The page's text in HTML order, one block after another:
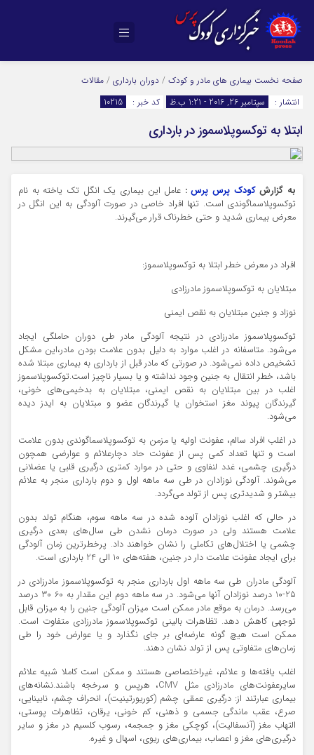
صفحه نخست بیماری های مادر و کودک / دوران بارداری / مقالات
انتشار :
سپتامبر 26, 2016 - 1:21 ب.ظ کد خبر : 10215
ابتلا به توکسوپلاسموز در بارداری
به گزارشکودک پرس پرس: عامل این بیماری یك انگل تك یاخته به نام
توكسوپلاسماگوندی است. تنها افراد خاصی در صورت آلودگی به این انگل در
معرض بیماری شدید و حتی خطرناك قرار می‌گیرند.
افراد در معرض خطر ابتلا به توكسوپلاسموز:
مبتلایان به توكسوپلاسموز مادرزادی
نوزاد و جنین مبتلایان به نقص ایمنی
توكسوپلاسموز مادرزادی در نتیجه آلودگی مادر طی دوران حاملگی ایجاد
می‌شود. متاسفانه در اغلب موارد به دلیل بدون علامت بودن مادر،‌این مشكل
تشخیص داده نمی‌شود. در صورتی كه مادر قبل از بارداری به بیماری مبتلا شده
باشد، خطر انتقال به جنین وجود نداشته و یا بسیار ناچیز است.توكسوپلاسموز
اغلب در بین مبتلایان به نقص ایمنی، مبتلایان به بدخیمی‌های خونی،
گیرندگان پیوند مغز استخوان یا گیرندگان عضو و مبتلایان به ایدز دیده
می‌شود.
در اغلب افراد سالم، عفونت اولیه یا مزمن به توكسوپلاسماگوندی بدون علامت
است و تنها تعداد كمی پس از عفونت حاد دچارعلائم و عوارضی همچون
درگیری چشمی، غدد لنفاوی و حتی در موارد كمتری درگیری قلبی یا عضلانی
می‌شوند. آلودگی نوزادان در طی سه ماهه اول و دوم بارداری منجر به علائم
بیشتر و شدیدتری پس از تولد می‌گردد.
در حالی كه اغلب نوزادان آلوده شده در سه ماهه سوم، هنگام تولد بدون
علامت هستند ولی در صورت درمان نشدن طی سال‌های بعدی درگیری
چشمی یا اختلال‌های تكاملی را نشان خواهند داد. پرخطرترین زمان آلودگی
برای ایجاد عفونت علامت دار در جنین، هفته‌های 10 الی 24 بارداری است.
آلودگی مادران طی سه ماهه اول بارداری منجر به توكسوپلاسموز مادرزادی در
25-10 درصد نوزادان آنها می‌شود. در سه ماهه دوم این مقدار به 60 30 درصد
می‌رسد. درمان به موقع مادر ممكن است میزان آلودگی جنین را به میزان قابل
توجهی كاهش دهد. تظاهرات بالینی توكسوپلاسموز مادرزادی متفاوت است.
ممكن است هیچ گونه عارضه‌ای بر جای نگذارد و یا عوارض خود را طی
زمان‌های متفاوتی پس از تولد نشان دهند.
اغلب یافته‌ها و علائم، غیراختصاصی هستند و ممكن است كاملا شبیه علائم
سایرعفونت‌های مادرزادی مثل CMV، هرپس و سرخجه باشند.نشانه‌های
بیماری عبارتند از: درگیری عمقی چشم (كوریورتینیت)، انحراف چشم، نابینایی،
صرع، عقب ماندگی جسمی و ذهنی، كم خونی، یرقان، تظاهرات پوستی،
التهاب مغز (آنسفالیت)، كوچكی مغز و جمجمه، رسوب كلسیم در مغز و سایر
درگیری‌های مغز و اعصاب،‌ بیماری‌های ریوی، اسهال و غیره.